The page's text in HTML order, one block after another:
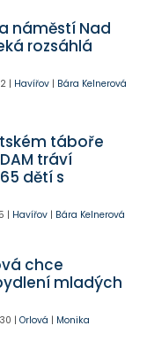
náměstí Nad
rozsáhlá
| Havířov| Bára Kelnerová
táboře
tráví
dětí s
| Havířov| Bára Kelnerová
chce
mladých
| Orlová | Monika